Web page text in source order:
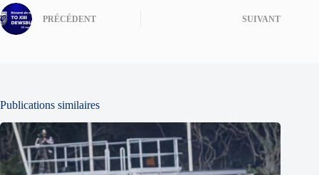
PRÉCÉDENT SUIVANT
Publications similaires